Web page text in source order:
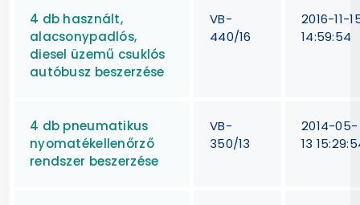
4 db használt,
alacsonypadlós,
diesel üzemű csuklós
autóbusz beszerzése
VB-
440/16
2016-11-
14:59:54
4 db pneumatikus
nyomatékellenőrző
rendszer beszerzése
VB-
350/13
2014-05-
13